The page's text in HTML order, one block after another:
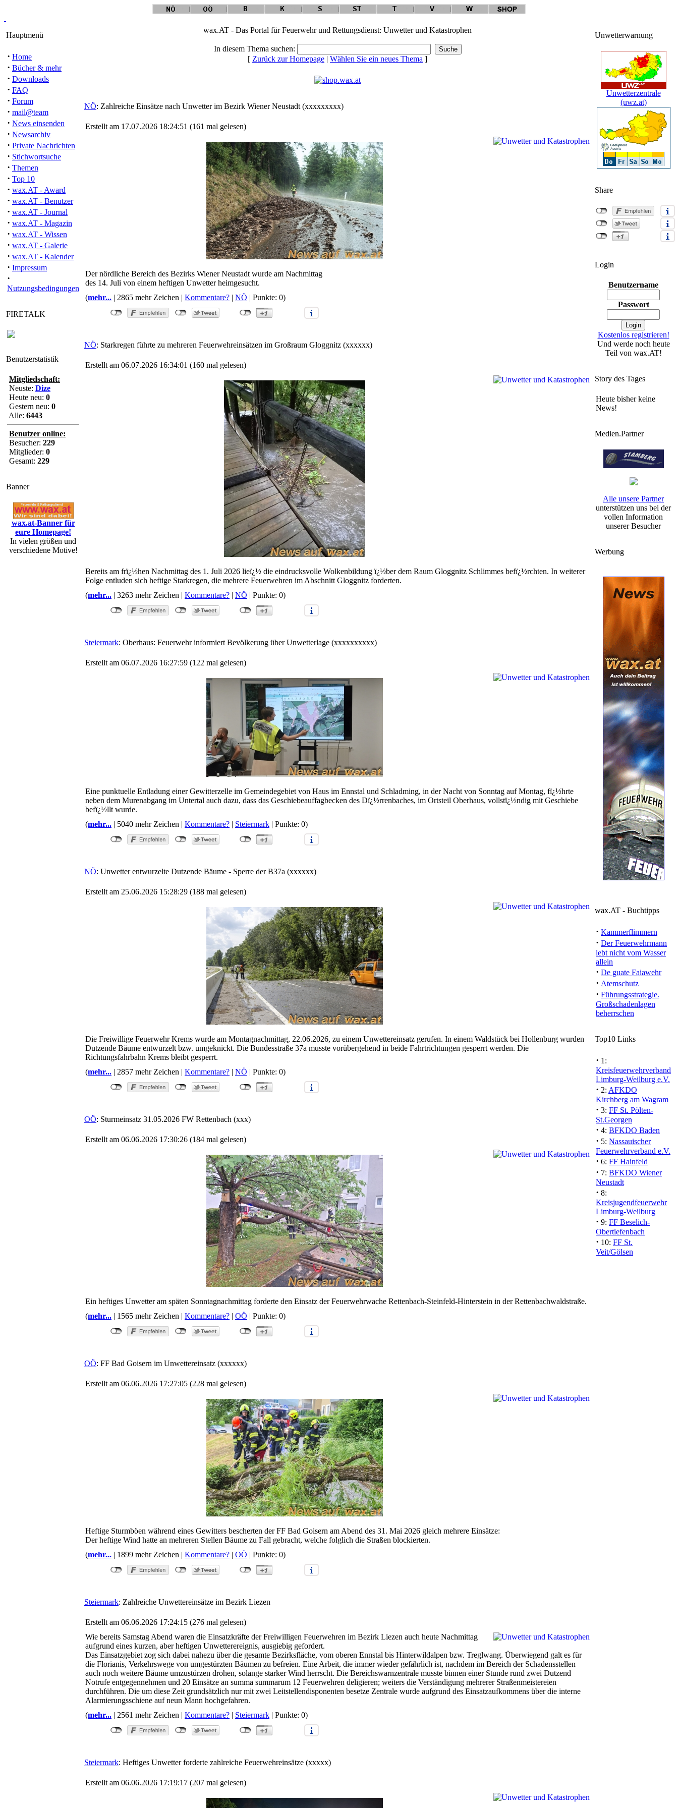
Hauptmenü
· Home
· Bücher & mehr
· Downloads
· FAQ
· Forum
· mail@team
· News einsenden
· Newsarchiv
· Private Nachrichten
· Stichwortsuche
· Themen
· Top 10
· wax.AT - Award
· wax.AT - Benutzer
· wax.AT - Journal
· wax.AT - Magazin
· wax.AT - Wissen
· wax.AT - Galerie
· wax.AT - Kalender
· Impressum
·
Nutzungsbedingungen
FIRETALK
Benutzerstatistik
Mitgliedschaft:
Neuste: Dize
Heute neu: 0
Gestern neu: 0
Alle: 6443
Benutzer online:
Besucher: 229
Mitglieder: 0
Gesamt: 229
Banner
wax.at-Banner für
eure Homepage!
In vielen größen und
verschiedene Motive!
wax.AT - Das Portal für Feuerwehr und Rettungsdienst: Unwetter und Katastrophen
In diesem Thema suchen:
[ Zurück zur Homepage | Wählen Sie ein neues Thema ]
NÖ: Zahlreiche Einsätze nach Unwetter im Bezirk Wiener Neustadt (xxxxxxxxx)
Erstellt am 17.07.2026 18:24:51 (161 mal gelesen)
Der nördliche Bereich des Bezirks Wiener Neustadt wurde am Nachmittag
des 14. Juli von einem heftigen Unwetter heimgesucht.
(mehr... | 2865 mehr Zeichen | Kommentare? | NÖ | Punkte: 0)
NÖ: Starkregen führte zu mehreren Feuerwehreinsätzen im Großraum Gloggnitz (xxxxxx)
Erstellt am 06.07.2026 16:34:01 (160 mal gelesen)
Bereits am frï¿½hen Nachmittag des 1. Juli 2026 lieï¿½ die eindrucksvolle Wolkenbildung ï¿½ber dem Raum Gloggnitz Schlimmes befï¿½rchten. In weiterer
Folge entluden sich heftige Starkregen, die mehrere Feuerwehren im Abschnitt Gloggnitz forderten.
(mehr... | 3263 mehr Zeichen | Kommentare? | NÖ | Punkte: 0)
Steiermark: Oberhaus: Feuerwehr informiert Bevölkerung über Unwetterlage (xxxxxxxxxx)
Erstellt am 06.07.2026 16:27:59 (122 mal gelesen)
Eine punktuelle Entladung einer Gewitterzelle im Gemeindegebiet von Haus im Ennstal und Schladming, in der Nacht von Sonntag auf Montag, fï¿½hrte
neben dem Murenabgang im Untertal auch dazu, dass das Geschiebeauffagbecken des Dï¿½rrenbaches, im Ortsteil Oberhaus, vollstï¿½ndig mit Geschiebe
befï¿½llt wurde.
(mehr... | 5040 mehr Zeichen | Kommentare? | Steiermark | Punkte: 0)
NÖ: Unwetter entwurzelte Dutzende Bäume - Sperre der B37a (xxxxxx)
Erstellt am 25.06.2026 15:28:29 (188 mal gelesen)
Die Freiwillige Feuerwehr Krems wurde am Montagnachmittag, 22.06.2026, zu einem Unwettereinsatz gerufen. In einem Waldstück bei Hollenburg wurden
Dutzende Bäume entwurzelt bzw. umgeknickt. Die Bundesstraße 37a musste vorübergehend in beide Fahrtrichtungen gesperrt werden. Die
Richtungsfahrbahn Krems bleibt gesperrt.
(mehr... | 2857 mehr Zeichen | Kommentare? | NÖ | Punkte: 0)
OÖ: Sturmeinsatz 31.05.2026 FW Rettenbach (xxx)
Erstellt am 06.06.2026 17:30:26 (184 mal gelesen)
Ein heftiges Unwetter am späten Sonntagnachmittag forderte den Einsatz der Feuerwehrwache Rettenbach-Steinfeld-Hinterstein in der Rettenbachwaldstraße.
(mehr... | 1565 mehr Zeichen | Kommentare? | OÖ | Punkte: 0)
OÖ: FF Bad Goisern im Unwettereinsatz (xxxxxx)
Erstellt am 06.06.2026 17:27:05 (228 mal gelesen)
Heftige Sturmböen während eines Gewitters bescherten der FF Bad Goisern am Abend des 31. Mai 2026 gleich mehrere Einsätze:
Der heftige Wind hatte an mehreren Stellen Bäume zu Fall gebracht, welche folglich die Straßen blockierten.
(mehr... | 1899 mehr Zeichen | Kommentare? | OÖ | Punkte: 0)
Steiermark: Zahlreiche Unwettereinsätze im Bezirk Liezen
Erstellt am 06.06.2026 17:24:15 (276 mal gelesen)
Wie bereits Samstag Abend waren die Einsatzkräfte der Freiwilligen Feuerwehren im Bezirk Liezen auch heute Nachmittag
aufgrund eines kurzen, aber heftigen Unwetterereignis, ausgiebig gefordert.
Das Einsatzgebiet zog sich dabei nahezu über die gesamte Bezirksfläche, vom oberen Ennstal bis Hinterwildalpen bzw. Treglwang. Überwiegend galt es für
die Florianis, Verkehrswege von umgestürzten Bäumen zu befreien. Eine Arbeit, die immer wieder gefährlich ist, nachdem im Bereich der Schadensstellen
auch noch weitere Bäume umzustürzen drohen, solange starker Wind herrscht. Die Bereichswarnzentrale musste binnen einer Stunde rund zwei Dutzend
Notrufe entgegennehmen und 20 Einsätze an summa summarum 12 Feuerwehren deligieren; weiters die Verständigung mehrerer Straßenmeistereien
durchführen. Die um diese Zeit grundsätzlich nur mit zwei Leitstellendisponenten besetze Zentrale wurde aufgrund des Einsatzaufkommens über die interne
Alarmierungsschiene auf neun Mann hochgefahren.
(mehr... | 2561 mehr Zeichen | Kommentare? | Steiermark | Punkte: 0)
Steiermark: Heftiges Unwetter forderte zahlreiche Feuerwehreinsätze (xxxxx)
Erstellt am 06.06.2026 17:19:17 (207 mal gelesen)
Unwetterwarnung
Unwetterzentrale
(uwz.at)
Share
Login
Benutzername
Passwort
Kostenlos registrieren!
Und werde noch heute
Teil von wax.AT!
Story des Tages
Heute bisher keine
News!
Medien.Partner
Alle unsere Partner
unterstützen uns bei der
vollen Information
unserer Besucher
Werbung
wax.AT - Buchtipps
· Kammerflimmern
· Der Feuerwehrmann
lebt nicht vom Wasser
allein
· De guate Faiawehr
· Atemschutz
· Führungsstrategie.
Großschadenlagen
beherrschen
Top10 Links
· 1:
Kreisfeuerwehrverband
Limburg-Weilburg e.V.
· 2: AFKDO
Kirchberg am Wagram
· 3: FF St. Pölten-
St.Georgen
· 4: BFKDO Baden
· 5: Nassauischer
Feuerwehrverband e.V.
· 6: FF Hainfeld
· 7: BFKDO Wiener
Neustadt
· 8:
Kreisjugendfeuerwehr
Limburg-Weilburg
· 9: FF Beselich-
Obertiefenbach
· 10: FF St.
Veit/Gölsen